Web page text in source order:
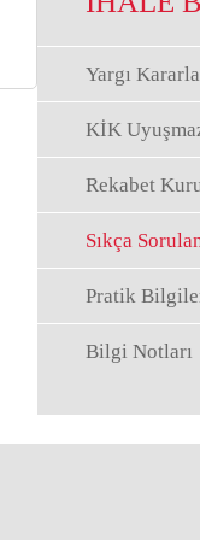
Yargı
KİK
Rekabet
Sıkça
Pratik
Bilgi Notları